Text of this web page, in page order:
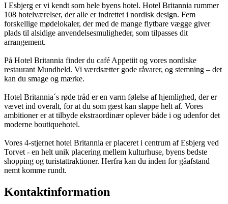
I Esbjerg er vi kendt som hele byens hotel. Hotel Britannia rummer
108 hotelværelser, der alle er indrettet i nordisk design. Fem
forskellige mødelokaler, der med de mange flytbare vægge giver
plads til alsidige anvendelsesmuligheder, som tilpasses dit
arrangement.
På Hotel Britannia finder du café Appetiit og vores nordiske
restaurant Mundheld. Vi værdsætter gode råvarer, og stemning – det
kan du smage og mærke.
Hotel Britannia´s røde tråd er en varm følelse af hjemlighed, der er
vævet ind overalt, for at du som gæst kan slappe helt af. Vores
ambitioner er at tilbyde ekstraordinær oplever både i og udenfor det
moderne boutiquehotel.
Vores 4-stjernet hotel Britannia er placeret i centrum af Esbjerg ved
Torvet - en helt unik placering mellem kulturhuse, byens bedste
shopping og turistattraktioner. Herfra kan du inden for gåafstand
nemt komme rundt.
Kontaktinformation